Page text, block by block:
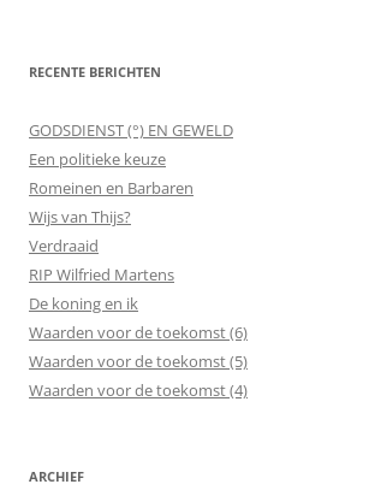
RECENTE BERICHTEN
GODSDIENST (°) EN GEWELD
Een politieke keuze
Romeinen en Barbaren
Wijs van Thijs?
Verdraaid
RIP Wilfried Martens
De koning en ik
Waarden voor de toekomst (6)
Waarden voor de toekomst (5)
Waarden voor de toekomst (4)
ARCHIEF